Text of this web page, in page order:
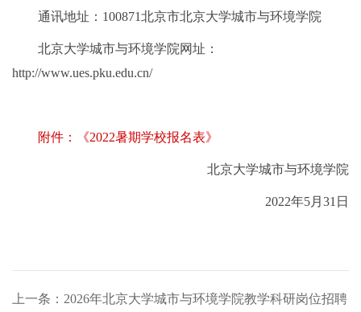
通讯地址：100871北京市北京大学城市与环境学院
北京大学城市与环境学院网址：
http://www.ues.pku.edu.cn/
附件：《2022暑期学校报名表》
北京大学城市与环境学院
2022年5月31日
上一条：2026年北京大学城市与环境学院教学科研岗位招聘